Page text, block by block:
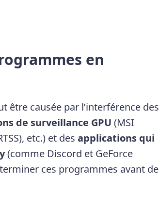
en
être causée par l’interférence des
de surveillance GPU (MSI
etc.) et des applications qui
(comme Discord et GeForce
ces programmes avant de